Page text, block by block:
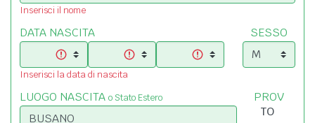
Inserisci il nome
DATA NASCITA
Inserisci la data di nascita
SESSO
LUOGO NASCITA o Stato Estero PROV